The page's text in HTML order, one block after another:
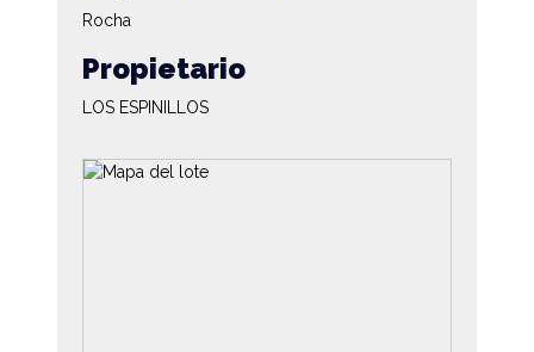
Rocha
Propietario
LOS ESPINILLOS